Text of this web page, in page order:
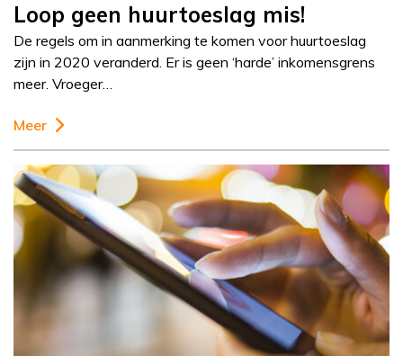
Loop geen huurtoeslag mis!
De regels om in aanmerking te komen voor huurtoeslag
zijn in 2020 veranderd. Er is geen ‘harde’ inkomensgrens
meer. Vroeger…
Meer
Column
Jeanine Janssen